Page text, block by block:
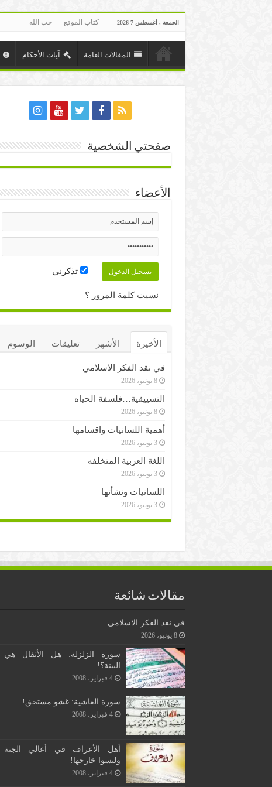
الجمعة , أغسطس 7 2026 كتاب الموقع حب الله
المقالات العامة آيات الأحكام
صفحتي الشخصية
الأعضاء
تذكرني
نسيت كلمة المرور ؟
الأخيرة الأشهر تعليقات الوسوم
في نقد الفكر الاسلامي
8 يونيو، 2026
التسييقية…فلسفة الحياه
8 يونيو، 2026
أهمية اللسانيات واقسامها
3 يونيو، 2026
اللغة العربية المتخلفه
3 يونيو، 2026
اللسانيات ونشأتها
3 يونيو، 2026
مقالات شائعة
في نقد الفكر الاسلامي
8 يونيو، 2026
سورة الزلزلة: هل الأثقال هي
البينة؟!
4 فبراير، 2008
سورة الغاشية: غشو مستحق!
4 فبراير، 2008
أهل الأعراف في أعالي الجنة
وليسوا خارجها!
4 فبراير، 2008